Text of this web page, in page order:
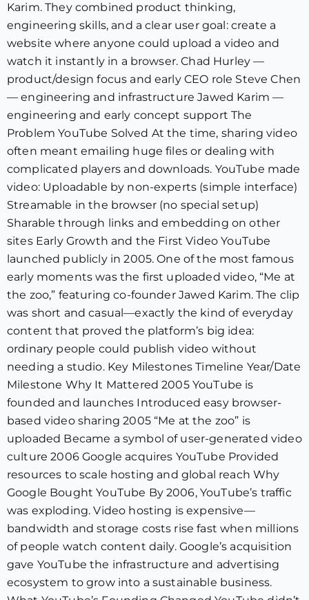
Karim. They combined product thinking,
engineering skills, and a clear user goal: create a
website where anyone could upload a video and
watch it instantly in a browser. Chad Hurley —
product/design focus and early CEO role Steve Chen
— engineering and infrastructure Jawed Karim —
engineering and early concept support The
Problem YouTube Solved At the time, sharing video
often meant emailing huge files or dealing with
complicated players and downloads. YouTube made
video: Uploadable by non-experts (simple interface)
Streamable in the browser (no special setup)
Sharable through links and embedding on other
sites Early Growth and the First Video YouTube
launched publicly in 2005. One of the most famous
early moments was the first uploaded video, “Me at
the zoo,” featuring co-founder Jawed Karim. The clip
was short and casual—exactly the kind of everyday
content that proved the platform’s big idea:
ordinary people could publish video without
needing a studio. Key Milestones Timeline Year/Date
Milestone Why It Mattered 2005 YouTube is
founded and launches Introduced easy browser-
based video sharing 2005 “Me at the zoo” is
uploaded Became a symbol of user-generated video
culture 2006 Google acquires YouTube Provided
resources to scale hosting and global reach Why
Google Bought YouTube By 2006, YouTube’s traffic
was exploding. Video hosting is expensive—
bandwidth and storage costs rise fast when millions
of people watch content daily. Google’s acquisition
gave YouTube the infrastructure and advertising
ecosystem to grow into a sustainable business.